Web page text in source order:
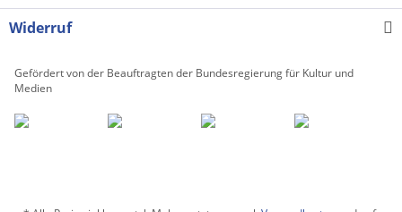
Widerruf
Gefördert von der Beauftragten der Bundesregierung für Kultur und
Medien